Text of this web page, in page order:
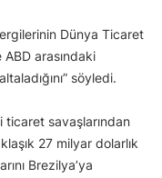
Dünya Ticaret
arasındaki
söyledi.
ticaret savaşlarından
27 milyar dolarlık
Brezilya’ya